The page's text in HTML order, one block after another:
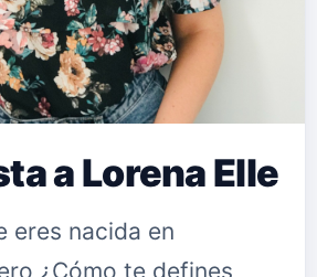
a Lorena Elle
eres nacida en
¿Cómo te defines